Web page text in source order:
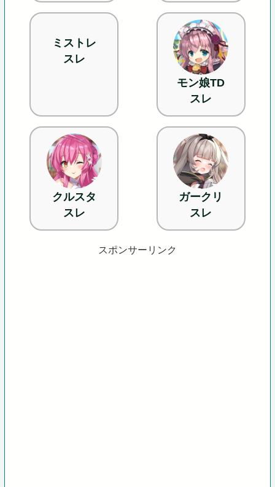
ミストレ
スレ
モン娘TD
スレ
クルスタ
スレ
ガークリ
スレ
スポンサーリンク